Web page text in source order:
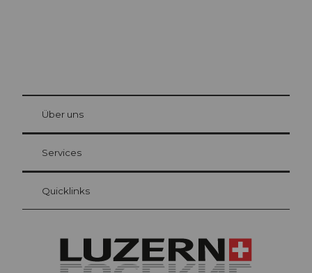
Gästekarte Luzern
Ihre Vorteile als Übernachtungsgast
at Bre
Über uns
Services
Quicklinks